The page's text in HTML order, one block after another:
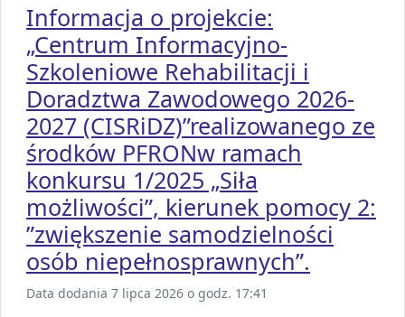
Informacja o projekcie:
„Centrum Informacyjno-
Szkoleniowe Rehabilitacji i
Doradztwa Zawodowego 2026-
2027 (CISRiDZ)”realizowanego ze
środków PFRONw ramach
konkursu 1/2025 „Siła
możliwości”, kierunek pomocy 2:
”zwiększenie samodzielności
osób niepełnosprawnych”.
Data dodania 7 lipca 2026 o godz. 17:41